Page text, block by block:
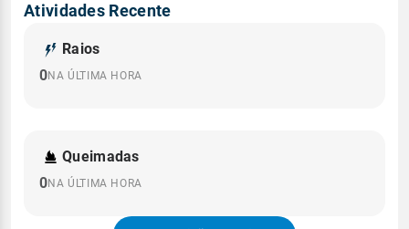
Atividades Recente
Raios
0NA ÚLTIMA HORA
Queimadas
0NA ÚLTIMA HORA